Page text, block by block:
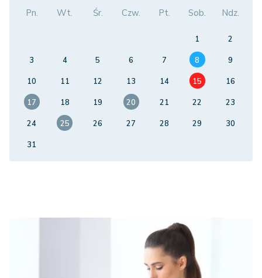
Pn. Wt. Śr. Czw. Pt. Sob. Ndz.
1
2
3
4 5 6 7 8
9
10
11 12 13 14 15
16
17
18 19 20 21 22
23
24
25 26 27 28 29
30
31